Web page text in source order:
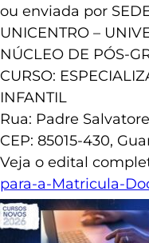
ou enviada por
UNICENTRO –
NÚCLEO DE PÓS-
CURSO:
INFANTIL
Rua: Padre
CEP: 85015-430,
Veja o edital
para-a-Matricula-